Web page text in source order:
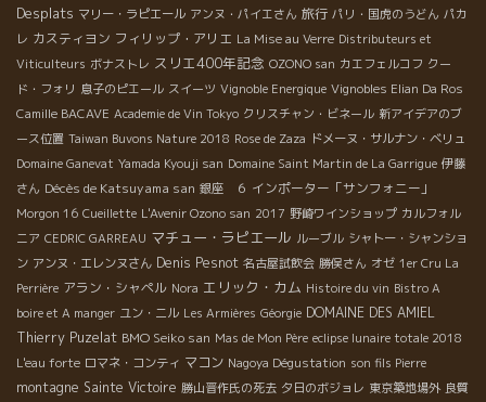
Desplats マリー・ラピエール アンヌ・パイエさん 旅行 パリ・国虎のうどん パカ
レ カスティヨン フィリップ・アリエ La Mise au Verre Distributeurs et
Viticulteurs ボナストレ スリエ400年記念 OZONO san カエフェルコフ クー
ド・フォリ 息子のピエール スイーツ Vignoble Energique Vignobles Elian Da Ros
Camille BACAVE Academie de Vin Tokyo クリスチャン・ビネール 新アイデアのブ
ース位置 Taiwan Buvons Nature 2018 Rose de Zaza ドメーヌ・サルナン・ベリュ
Domaine Ganevat Yamada Kyouji san Domaine Saint Martin de La Garrigue 伊藤
さん Décès de Katsuyama san 銀座 ６ インポーター「サンフォニー」
Morgon 16 Cueillette L'Avenir Ozono san 2017 野崎ワインショップ カルフォル
ニア CEDRIC GARREAU マチュー・ラピエール ルーブル シャトー・シャンショ
ン アンヌ・エレンヌさん Denis Pesnot 名古屋試飲会 勝俣さん オゼ 1er Cru La
Perrière アラン・シャペル Nora エリック・カム Histoire du vin Bistro A
boire et A manger ユン・ニル Les Armières Géorgie DOMAINE DES AMIEL
Thierry Puzelat BMO Seiko san Mas de Mon Père eclipse lunaire totale 2018
L'eau forte ロマネ・コンティ マコン Nagoya Dégustation son fils Pierre
montagne Sainte Victoire 勝山晋作氏の死去 夕日のボジョレ 東京築地場外 良質